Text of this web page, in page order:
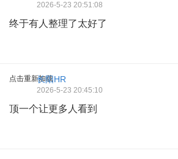
2026-5-23 20:51:08
终于有人整理了太好了
点击重新加载
长阳HR
2026-5-23 20:45:10
顶一个让更多人看到